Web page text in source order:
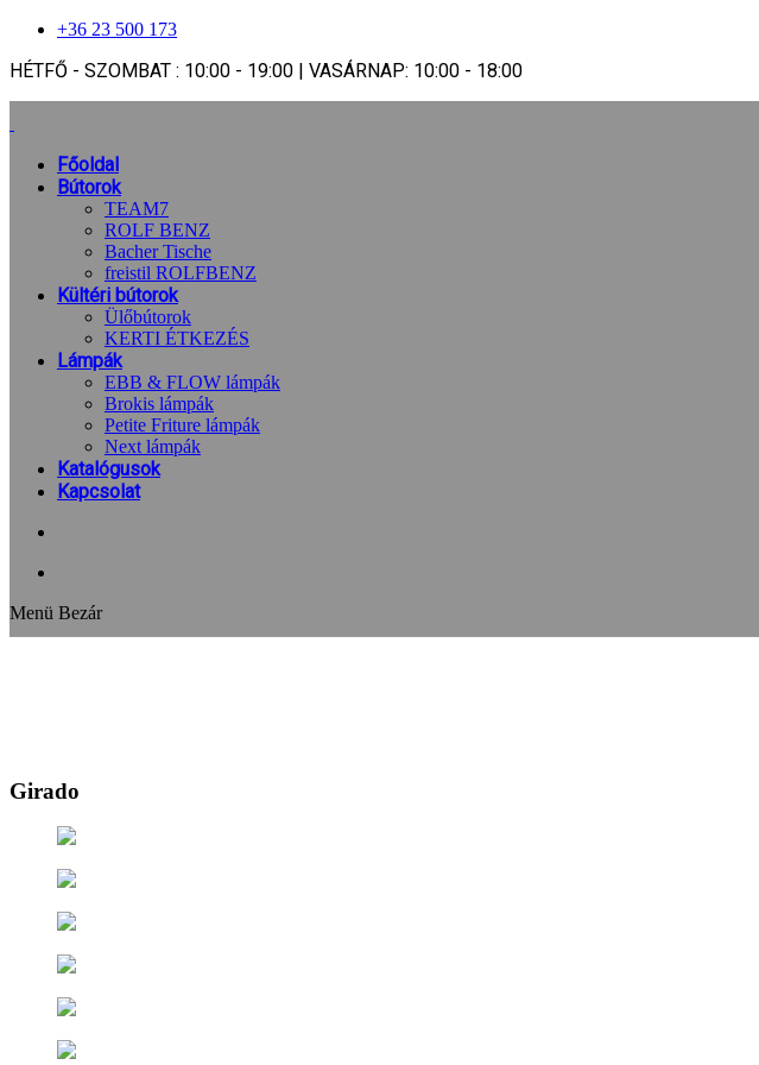
+36 23 500 173
HÉTFŐ - SZOMBAT : 10:00 - 19:00 | VASÁRNAP: 10:00 - 18:00
Főoldal
Bútorok
TEAM7
ROLF BENZ
Bacher Tische
freistil ROLFBENZ
Kültéri bútorok
Ülőbútorok
KERTI ÉTKEZÉS
Lámpák
EBB & FLOW lámpák
Brokis lámpák
Petite Friture lámpák
Next lámpák
Katalógusok
Kapcsolat
Menü Bezár
Girado